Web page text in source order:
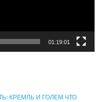
01:19:01
КРЕМЛЬ И ГОЛЕМ ЧТО